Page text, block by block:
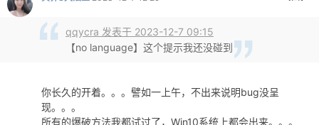
qqycra 发表于 2023-12-7 09:15
【no language】这个提示我还没碰到
你长久的开着。。。譬如一上午，不出来说明bug没呈
现。。。
所有的爆破方法我都试过了，Win10系统上都会出来。。。